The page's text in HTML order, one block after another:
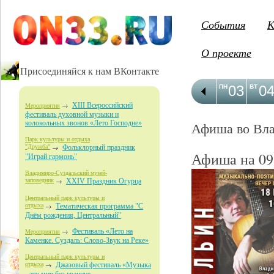
Присоединяйся к нам ВКонтакте
Мероприятия
XIII Всероссийский
фестиваль духовной музыки и
колокольных звонов «Лето Господне»
Парк культуры и отдыха
"Дружба"
Фольклорный праздник
"Играй гармонь"
Владимиро-Суздальский музей-
заповедник XXIV Праздник Огурца
Центральный парк культуры и
отдыха
Тематическая программа "С
Днём рождения, Центральный"
Мероприятия
Фестиваль «Лето на
Каменке. Суздаль: Слово-Звук на Реке»
Центральный парк культуры и
отдыха
Джазовый фестиваль «Музыка
События
О проекте
03
ПН 04
ВТ
Афиша во
Афиша на